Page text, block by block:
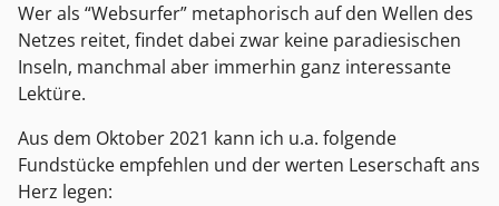
Wer als “Websurfer” metaphorisch auf den Wellen des
Netzes reitet, findet dabei zwar keine paradiesischen
Inseln, manchmal aber immerhin ganz interessante
Lektüre.
Aus dem Oktober 2021 kann ich u.a. folgende
Fundstücke empfehlen und der werten Leserschaft ans
Herz legen: